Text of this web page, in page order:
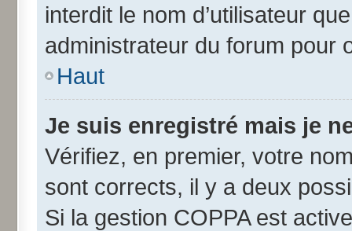
interdit le nom d’utilisateur
administrateur du forum pour
Haut
Je suis enregistré mais je
Vérifiez, en premier, votre
sont corrects, il y a deux
Si la gestion COPPA est